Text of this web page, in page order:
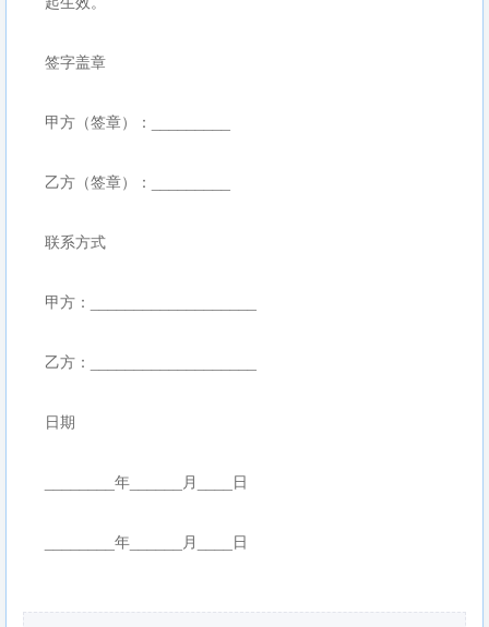
签字盖章
甲方（签章）：_________
乙方（签章）：_________
联系方式
甲方：___________________
乙方：___________________
日期
________年______月____日
________年______月____日